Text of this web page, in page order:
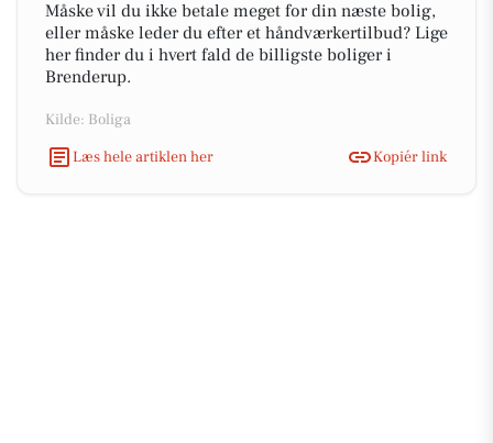
Måske vil du ikke betale meget for din næste bolig,
eller måske leder du efter et håndværkertilbud? Lige
her finder du i hvert fald de billigste boliger i
Brenderup.
Kilde: Boliga
Læs hele artiklen her
Kopiér link